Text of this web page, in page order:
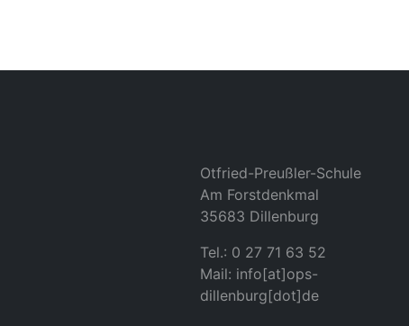
Otfried-Preußler-Schule
Am Forstdenkmal
35683 Dillenburg
Tel.: 0 27 71 63 52
Mail: info[at]ops-
dillenburg[dot]de